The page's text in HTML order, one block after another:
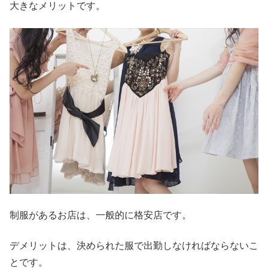
大きなメリットです。
制服があるお店は、一般的に格安店です。
デメリットは、決められた服で出勤しなければならないこ
とです。